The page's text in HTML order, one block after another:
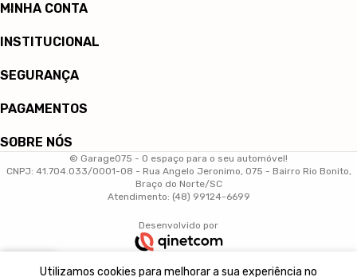
MINHA CONTA
INSTITUCIONAL
SEGURANÇA
PAGAMENTOS
SOBRE NÓS
© Garage075 - O espaço para o seu automóvel!
CNPJ: 41.704.033/0001-08 - Rua Angelo Jeronimo, 075 - Bairro Rio Bonito,
Braço do Norte/SC
Atendimento: (48) 99124-6699
Desenvolvido por
Utilizamos cookies para melhorar a sua experiência no